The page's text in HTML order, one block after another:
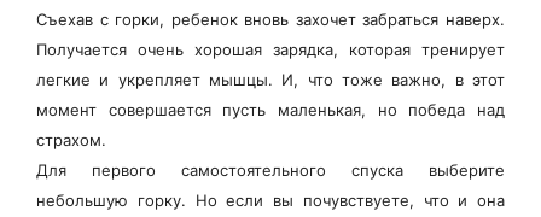
Съехав с горки, ребенок вновь захочет забраться наверх.
Получается очень хорошая зарядка, которая тренирует
легкие и укрепляет мышцы. И, что тоже важно, в этот
момент совершается пусть маленькая, но победа над
страхом.
Для первого самостоятельного спуска выберите
небольшую горку. Но если вы почувствуете, что и она